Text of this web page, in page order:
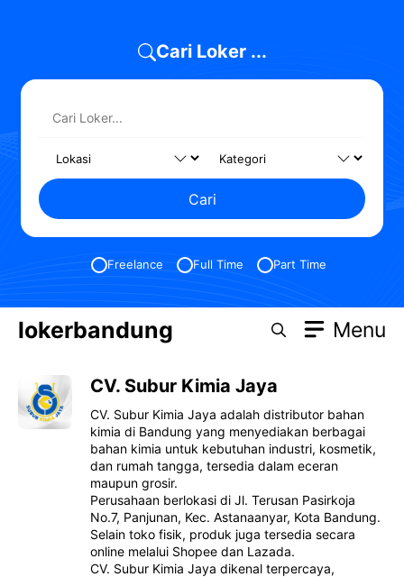
Cari Loker ...
Cari
Freelance Full Time Part Time
lokerbandung Menu
CV. Subur Kimia Jaya
CV. Subur Kimia Jaya adalah distributor bahan
kimia di Bandung yang menyediakan berbagai
bahan kimia untuk kebutuhan industri, kosmetik,
dan rumah tangga, tersedia dalam eceran
maupun grosir.
Perusahaan berlokasi di Jl. Terusan Pasirkoja
No.7, Panjunan, Kec. Astanaanyar, Kota Bandung.
Selain toko fisik, produk juga tersedia secara
online melalui Shopee dan Lazada.
CV. Subur Kimia Jaya dikenal terpercaya,